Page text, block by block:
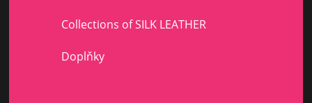
Collections of SILK LEATHER
Doplňky